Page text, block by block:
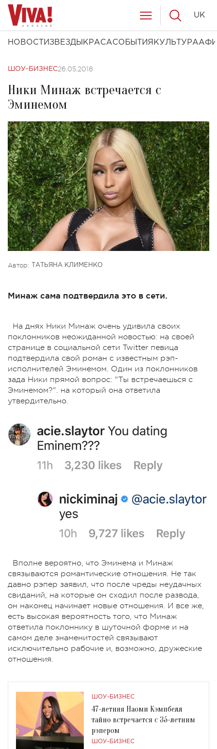
НОВОСТИ ЗВЕЗДЫ КРАСАСОБЫТИЯ КУЛЬТУРА
UK
ШОУ-БИЗНЕС26.05.2018
Ники Минаж встречается с
Эминемом
Автор: ТАТЬЯНА КЛИМЕНКО
Минаж сама подтвердила это в сети.
На днях Ники Минаж очень удивила своих
поклонников неожиданной новостью: на своей
странице в социальной сети Twitter певица
подтвердила свой роман с известным рэп-
исполнителей Эминемом. Один из поклонников
зада Ники прямой вопрос: "Ты встречаешься с
Эминемом?". на который она ответила
утвердительно.
Вполне вероятно, что Эминема и Минаж
связываются романтические отношения. Не так
давно рэпер заявил, что после чреды неудачных
свиданий, на которые он сходил после развода,
он наконец начинает новые отношения. И все же,
есть высокая вероятность того, что Минаж
ответила поклоннику в шуточной форме и на
самом деле знаменитостей связывают
исключительно рабочие и, возможно, дружеские
отношения.
ШОУ-БИЗНЕС
47-летняя Наоми Кэмпбелл
тайно встречается с 35-летним
рэпером
ШОУ-БИЗНЕС